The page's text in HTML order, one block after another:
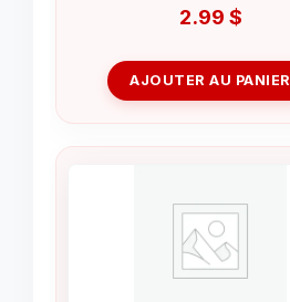
2.99 $
AJOUTER AU PANIER